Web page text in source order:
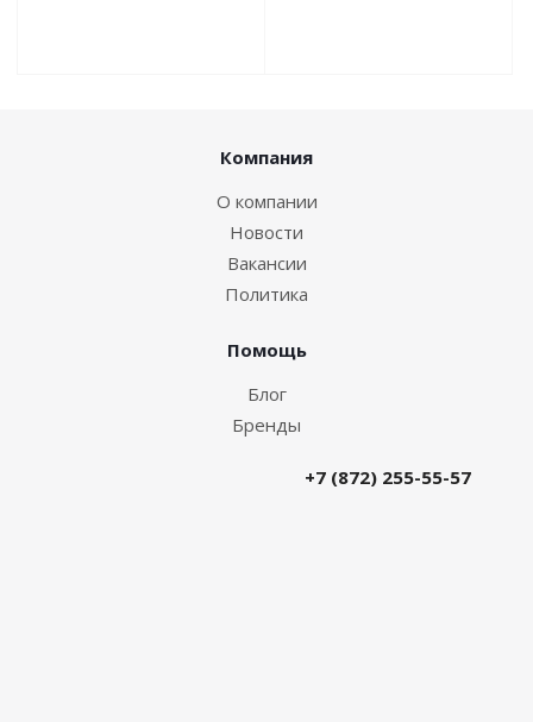
Компания
О компании
Новости
Вакансии
Политика
Помощь
Блог
Бренды
+7 (872) 255-55-57